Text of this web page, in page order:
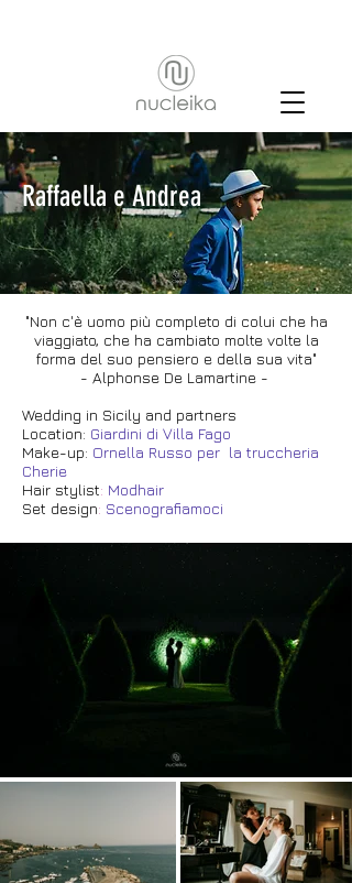
Raffaella e Andrea
"Non c'è uomo più completo di colui che ha
viaggiato, che ha cambiato molte volte la
forma del suo pensiero e della sua vita"
- Alphonse De Lamartine -
Wedding in Sicily and partners
Location: Giardini di Villa Fago
Make-up: Ornella Russo per la truccheria
Cherie
Hair stylist: Modhair
Set design: Scenografiamoci